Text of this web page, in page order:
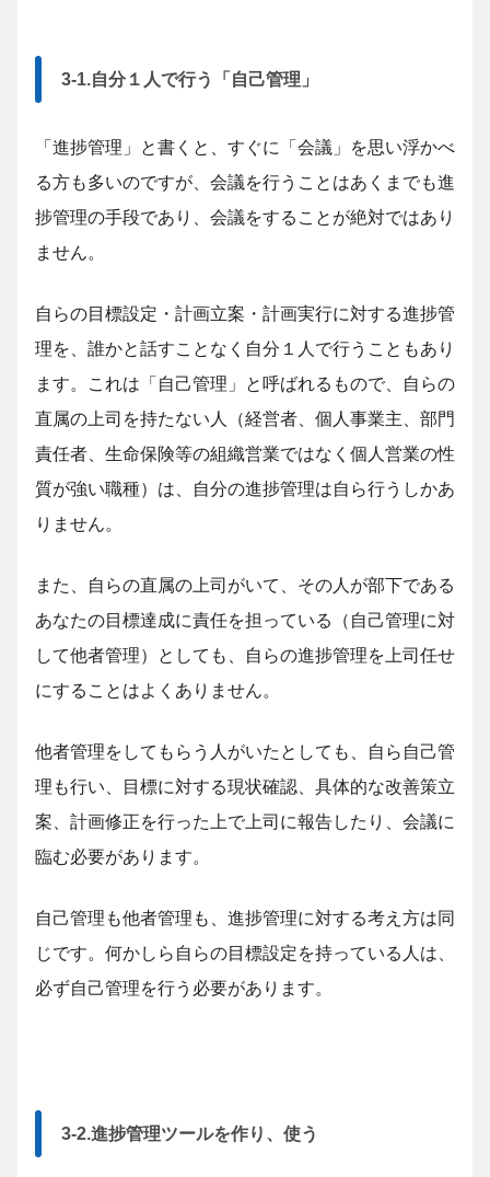
3-1.自分１人で行う「自己管理」
「進捗管理」と書くと、すぐに「会議」を思い浮かべ
る方も多いのですが、会議を行うことはあくまでも進
捗管理の手段であり、会議をすることが絶対ではあり
ません。
自らの目標設定・計画立案・計画実行に対する進捗管
理を、誰かと話すことなく自分１人で行うこともあり
ます。これは「自己管理」と呼ばれるもので、自らの
直属の上司を持たない人（経営者、個人事業主、部門
責任者、生命保険等の組織営業ではなく個人営業の性
質が強い職種）は、自分の進捗管理は自ら行うしかあ
りません。
また、自らの直属の上司がいて、その人が部下である
あなたの目標達成に責任を担っている（自己管理に対
して他者管理）としても、自らの進捗管理を上司任せ
にすることはよくありません。
他者管理をしてもらう人がいたとしても、自ら自己管
理も行い、目標に対する現状確認、具体的な改善策立
案、計画修正を行った上で上司に報告したり、会議に
臨む必要があります。
自己管理も他者管理も、進捗管理に対する考え方は同
じです。何かしら自らの目標設定を持っている人は、
必ず自己管理を行う必要があります。
3-2.進捗管理ツールを作り、使う